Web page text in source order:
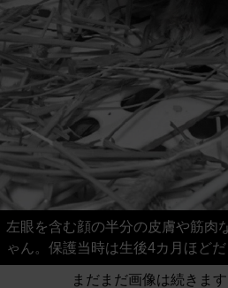
左眼を含む顔の半分の皮膚や筋肉
ゃん。保護当時は生後4カ月ほど
まだまだ画像は続きます